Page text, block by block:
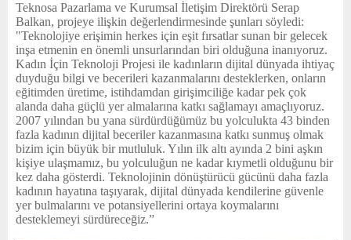
Teknosa Pazarlama ve Kurumsal İletişim Direktörü Serap
Balkan, projeye ilişkin değerlendirmesinde şunları söyledi:
"Teknolojiye erişimin herkes için eşit fırsatlar sunan bir gelecek
inşa etmenin en önemli unsurlarından biri olduğuna inanıyoruz.
Kadın İçin Teknoloji Projesi ile kadınların dijital dünyada ihtiyaç
duyduğu bilgi ve becerileri kazanmalarını desteklerken, onların
eğitimden üretime, istihdamdan girişimciliğe kadar pek çok
alanda daha güçlü yer almalarına katkı sağlamayı amaçlıyoruz.
2007 yılından bu yana sürdürdüğümüz bu yolculukta 43 binden
fazla kadının dijital beceriler kazanmasına katkı sunmuş olmak
bizim için büyük bir mutluluk. Yılın ilk altı ayında 2 bini aşkın
kişiye ulaşmamız, bu yolculuğun ne kadar kıymetli olduğunu bir
kez daha gösterdi. Teknolojinin dönüştürücü gücünü daha fazla
kadının hayatına taşıyarak, dijital dünyada kendilerine güvenle
yer bulmalarını ve potansiyellerini ortaya koymalarını
desteklemeyi sürdüreceğiz.”